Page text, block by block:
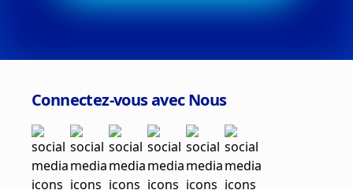
Connectez-vous avec Nous